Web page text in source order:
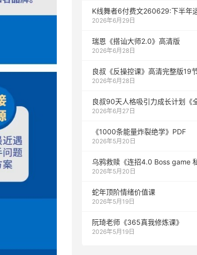
K线舞者6付费文260629:下半年
2026年6月29日
瑞恩《搭讪大师2.0》高清版
2026年6月28日
良叔《反操控课》高清完整版19
2026年6月28日
良叔90天人格吸引力成长计划《
2026年6月27日
《1000‮能条‬‎量‮裂炸‬‎绝学》PDF
2026年5月20日
乌鸦救赎《连招4.0 Boss game
2026年5月20日
蛇年顶阶情绪价值课
2026年5月19日
阮琦老师《365真我修炼课》
2026年5月19日